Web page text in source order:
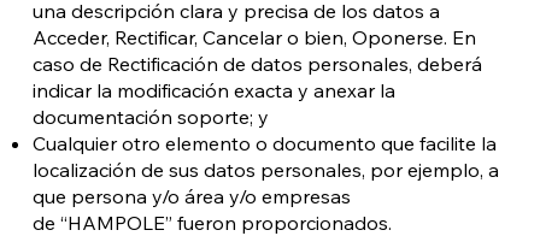
una descripción clara y precisa de los datos a
Acceder, Rectificar, Cancelar o bien, Oponerse. En
caso de Rectificación de datos personales, deberá
indicar la modificación exacta y anexar la
documentación soporte; y
Cualquier otro elemento o documento que facilite la
localización de sus datos personales, por ejemplo, a
que persona y/o área y/o empresas
de “HAMPOLE” fueron proporcionados.